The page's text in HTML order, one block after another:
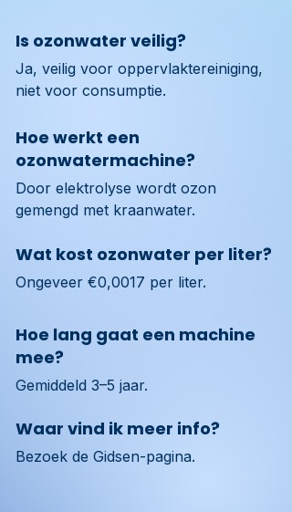
Is ozonwater veilig?
Ja, veilig voor oppervlaktereiniging,
niet voor consumptie.
Hoe werkt een
ozonwatermachine?
Door elektrolyse wordt ozon
gemengd met kraanwater.
Wat kost ozonwater per liter?
Ongeveer €0,0017 per liter.
Hoe lang gaat een machine
mee?
Gemiddeld 3–5 jaar.
Waar vind ik meer info?
Bezoek de Gidsen-pagina.